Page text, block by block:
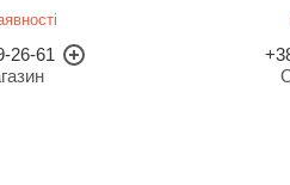
26-61